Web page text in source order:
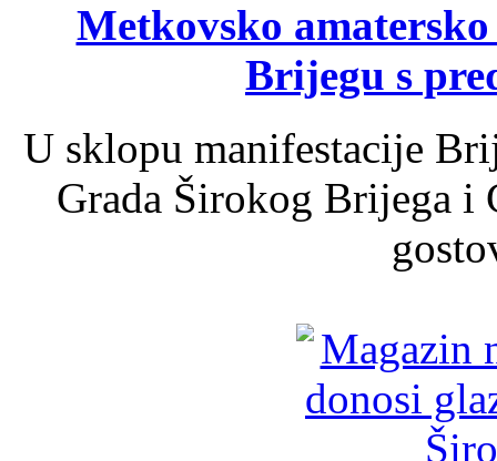
Metkovsko
Brijegu s
U sklopu manifestacije
Grada Širokog Brijega